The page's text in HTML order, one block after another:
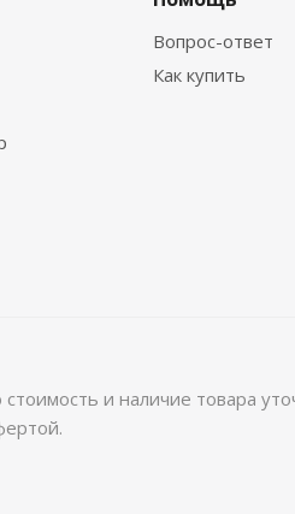
Вопрос-ответ
Как купить
и наличие товара